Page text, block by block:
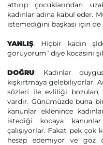
attırıp çocuklarından
kadınlar adına kabul eder.
istemediğini başkası için
YANLIŞ: Hiçbir kadın
görüyorum” diye kocasını
DOĞRU: Kadınlar
kışkırtmaya gelebiliyorlar.
sözleri ile evliliği bozulan,
vardır. Günümüzde buna
kanunlar eklenince
istediği kocaya
çalışıyorlar. Fakat pek çok
hesap edemiyor ve göz